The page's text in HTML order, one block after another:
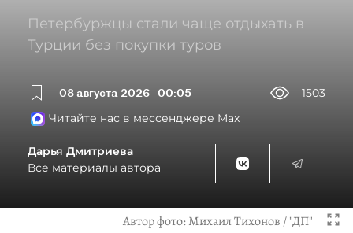
Петербуржцы стали чаще отдыхать в
Турции без покупки туров
08 августа 2026 00:05
1503
Читайте нас в мессенджере Max
Дарья Дмитриева
Все материалы автора
Автор фото:Михаил Тихонов / "ДП"